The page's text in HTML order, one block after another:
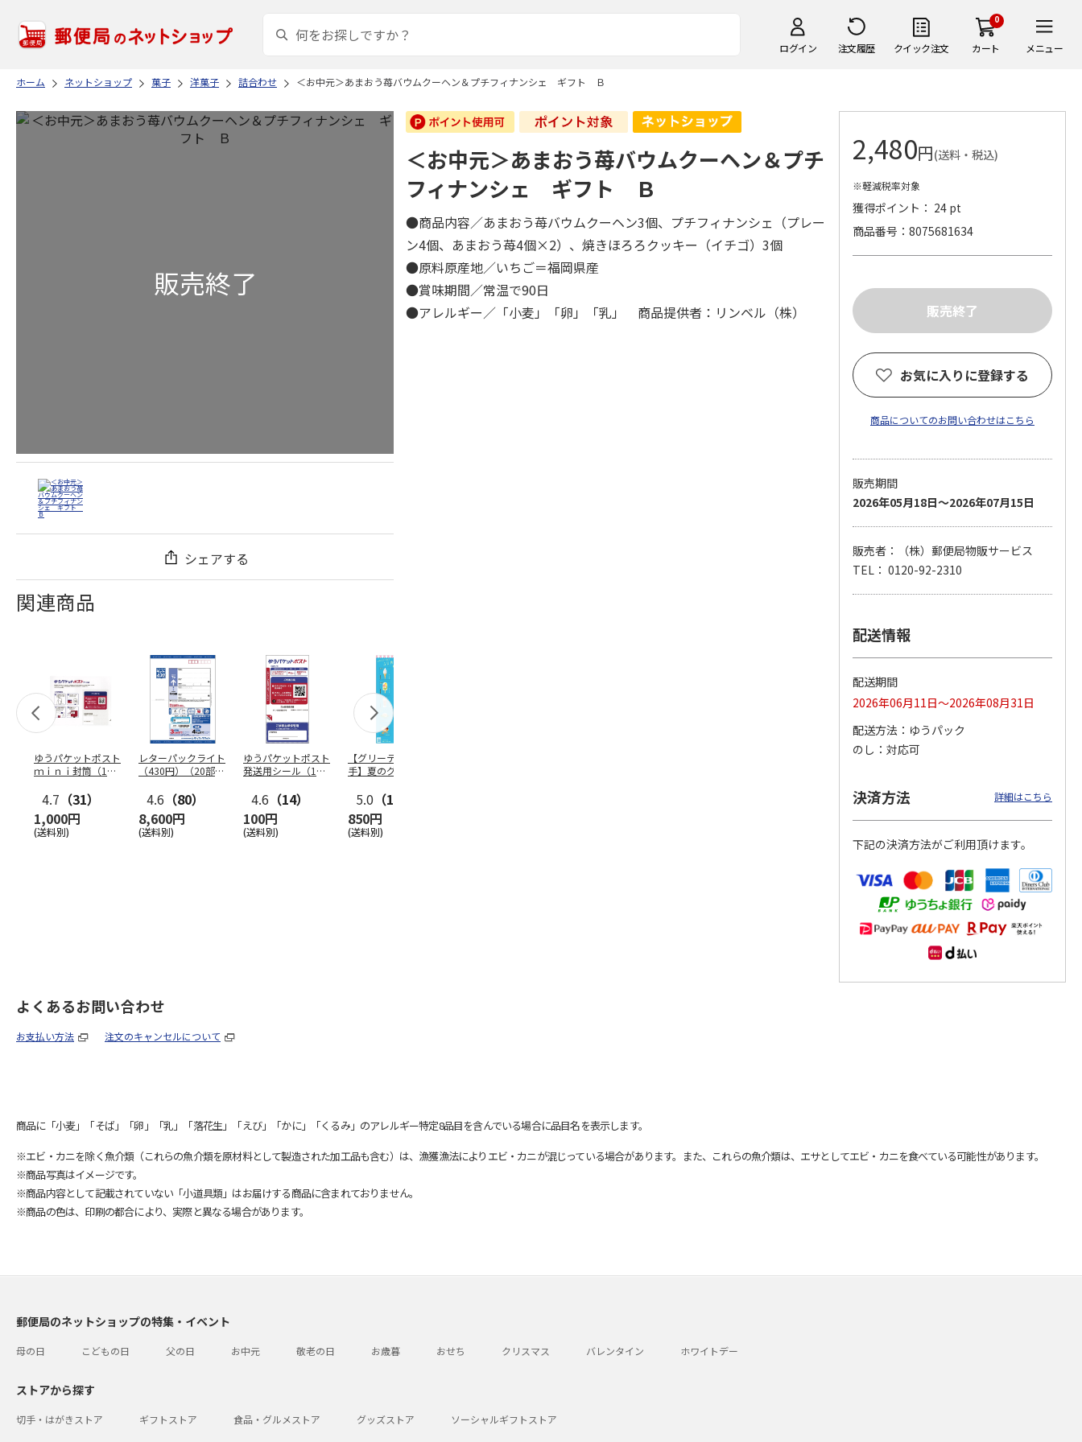
ログイン 注文履歴 クイック注文
0
カート メニュー
ホーム ネットショップ 菓子 洋菓子 詰合わせ ＜お中元＞あまおう苺バウムクーヘン＆プチフィナンシェ ギフト Ｂ
シェアする
関連商品
ゆうパケットポスト
ｍｉｎｉ封筒（1個
4.7 （31）
1,000円
(送料別)
レターパックライト
（430円）（20部セ
4.6 （80）
8,600円
(送料別)
ゆうパケットポスト
発送用シール（1個
4.6 （14）
100円
(送料別)
【グリーティング切
手】夏のグリーティ
5.0 （10）
850円
(送料別)
【グリーティング切
円…
4.8（11）
5,500円
4.6（7）
11,000円
＜お中元＞あまおう苺バウムクーヘン＆プチ
フィナンシェ ギフト Ｂ
●商品内容／あまおう苺バウムクーヘン3個、プチフィナンシェ（プレー
ン4個、あまおう苺4個×2）、焼きほろろクッキー（イチゴ）3個
●原料原産地／いちご＝福岡県産
●賞味期間／常温で90日
●アレルギー／「小麦」「卵」「乳」 商品提供者：リンベル（株）
2,480円(送料・税込)
※軽減税率対象
獲得ポイント： 24 pt
商品番号
8075681634
お気に入りに登録する
商品についてのお問い合わせはこちら
販売期間
2026年05月18日～2026年07月15日
販売者：（株）郵便局物販サービス
TEL： 0120-92-2310
配送情報
配送期間
2026年06月11日～2026年08月31日
配送方法
ゆうパック
のし
対応可
決済方法 詳細はこちら
下記の決済方法がご利用頂けます。
よくあるお問い合わせ
お支払い方法 注文のキャンセルについて
商品に「小麦」「そば」「卵」「乳」「落花生」「えび」「かに」「くるみ」のアレルギー特定8品目を含んでいる場合に品目名を表示します。
※エビ・カニを除く魚介類（これらの魚介類を原材料として製造された加工品も含む）は、漁獲漁法によりエビ・カニが混じっている場合があります。また、これらの魚介類は、エサとしてエビ・カニを食べている可能性があります。
※商品写真はイメージです。
※商品内容として記載されていない「小道具類」はお届けする商品に含まれておりません。
※商品の色は、印刷の都合により、実際と異なる場合があります。
郵便局のネットショップの特集・イベント
母の日 こどもの日 父の日 お中元 敬老の日 お歳暮 おせち クリスマス バレンタイン ホワイトデー
ストアから探す
切手・はがきストア ギフトストア 食品・グルメストア グッズストア ソーシャルギフトストア